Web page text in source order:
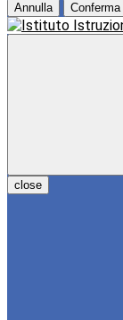
Annulla Conferma
close